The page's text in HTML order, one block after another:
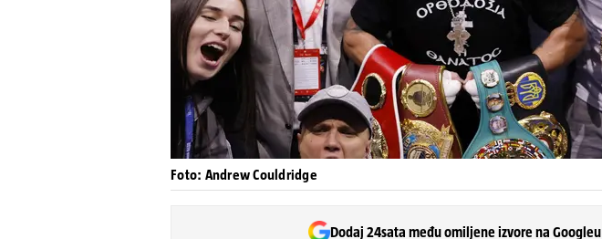
Foto: Andrew Couldridge
Dodaj 24sata među omiljene izvore na Googleu